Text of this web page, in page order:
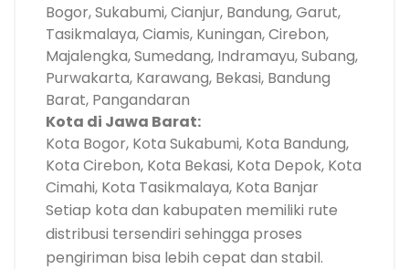
Bogor, Sukabumi, Cianjur, Bandung, Garut,
Tasikmalaya, Ciamis, Kuningan, Cirebon,
Majalengka, Sumedang, Indramayu, Subang,
Purwakarta, Karawang, Bekasi, Bandung
Barat, Pangandaran
Kota di Jawa Barat:
Kota Bogor, Kota Sukabumi, Kota Bandung,
Kota Cirebon, Kota Bekasi, Kota Depok, Kota
Cimahi, Kota Tasikmalaya, Kota Banjar
Setiap kota dan kabupaten memiliki rute
distribusi tersendiri sehingga proses
pengiriman bisa lebih cepat dan stabil.